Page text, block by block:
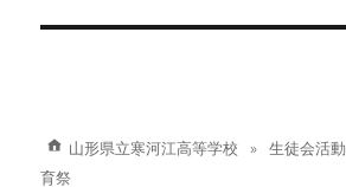
ー
ン
投
山形県立寒河江高等学校 生徒会活動
育祭